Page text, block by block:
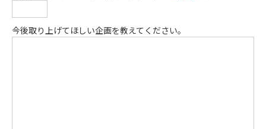
今後取り上げてほしい企画を教えてください。